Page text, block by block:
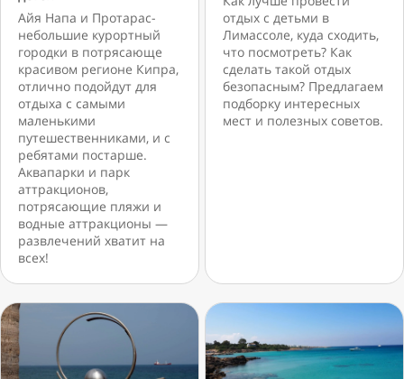
Айя Напа и Протарас-
небольшие курортный
городки в потрясающе
красивом регионе Кипра,
отлично подойдут для
отдыха с самыми
маленькими
путешественниками, и с
ребятами постарше.
Аквапарки и парк
аттракционов,
потрясающие пляжи и
водные аттракционы —
развлечений хватит на
всех!
отдых с детьми в
Лимассоле, куда сходить,
что посмотреть? Как
сделать такой отдых
безопасным? Предлагаем
подборку интересных
мест и полезных советов.